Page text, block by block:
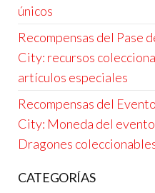
únicos
Recompensas del Pase
City: recursos
artículos especiales
Recompensas del
City: Moneda del
Dragones
CATEGORÍAS